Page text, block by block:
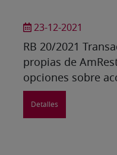
23-12-2021
RB 20/2021
propias de
opciones sobre
Detalles